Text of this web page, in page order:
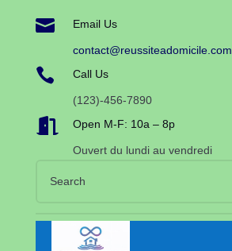
 Email Us
contact@reussiteadomicile.com
 Call Us
(123)-456-7890
 Open M-F: 10a – 8p
Ouvert du lundi au vendredi